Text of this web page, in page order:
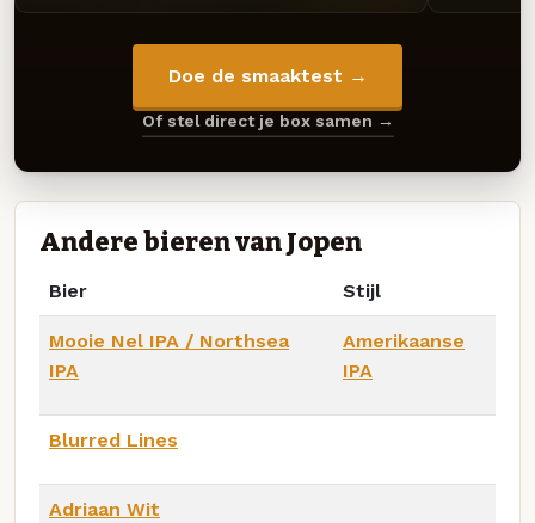
Doe de smaaktest →
Of stel direct je box samen →
Andere bieren van Jopen
Bier Stijl
Mooie Nel IPA / Northsea
IPA
Amerikaanse
IPA
Blurred Lines
Adriaan Wit